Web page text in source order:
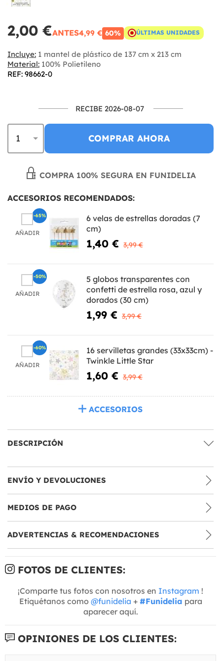
2,00 €ANTES4,99 € 60% ÚLTIMAS UNIDADES
Incluye: 1 mantel de plástico de 137 cm x 213 cm
Material: 100% Polietileno
REF: 98662-0
RECIBE 2026-08-07
COMPRAR AHORA
COMPRA 100% SEGURA EN FUNIDELIA
ACCESORIOS RECOMENDADOS:
AÑADIR
6 velas de estrellas doradas (7
cm)
1,40 € 3,99 €
-65%
AÑADIR
5 globos transparentes con
confetti de estrella rosa, azul y
dorados (30 cm)
1,99 € 3,99 €
-50%
AÑADIR
16 servilletas grandes (33x33cm) -
Twinkle Little Star
1,60 € 3,99 €
-60%
ACCESORIOS
DESCRIPCIÓN
ENVÍO Y DEVOLUCIONES
MEDIOS DE PAGO
ADVERTENCIAS & RECOMENDACIONES
FOTOS DE CLIENTES:
¡Comparte tus fotos con nosotros en Instagram !
Etiquétanos como @funidelia + #Funidelia para
aparecer aquí.
OPINIONES DE LOS CLIENTES: